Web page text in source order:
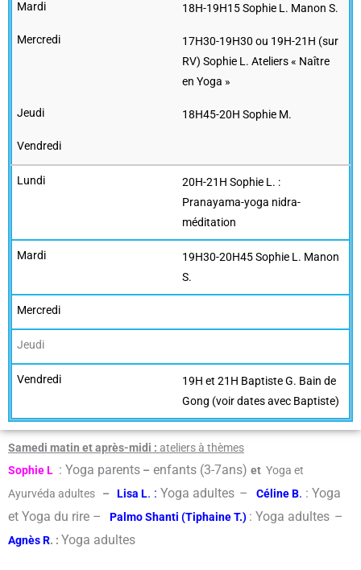
18H-19H15 Sophie L. Manon S.
17H30-19H30 ou 19H-21H (sur
RV) Sophie L. Ateliers « Naître
en Yoga »
18H45-20H Sophie M.
20H-21H Sophie L. :
Pranayama-yoga nidra-
méditation
19H30-20H45 Sophie L. Manon
S.
19H et 21H Baptiste G. Bain de
Gong (voir dates avec Baptiste)
Samedi matin et après-midi : ateliers à thèmes
Sophie L : Yoga parents – enfants (3-7ans) et Yoga et
Ayurvéda adultes – Lisa L. : Yoga adultes – Céline B. : Yoga
et Yoga du rire –
Palmo Shanti (Tiphaine T.) : Yoga adultes –
Agnès R. : Yoga adultes